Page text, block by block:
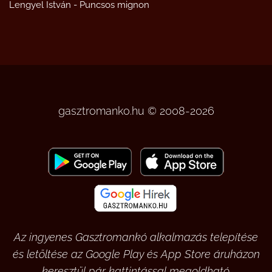
Lengyel István - Puncsos mignon
gasztromanko.hu © 2008-2026
Az ingyenes Gasztromankó alkalmazás telepítése
és letöltése az Google Play és App Store áruházon